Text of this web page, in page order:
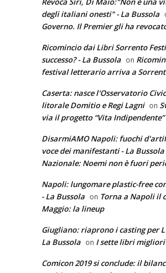
degli italiani onesti" - La Bussola
Governo. Il Premier gli ha
Ricomincio dai Libri Sorrento
successo? - La Bussola on
festival letterario arriva a
Caserta: nasce l'Osservatorio
litorale Domitio e Regi Lagni on
via il progetto “Vita Indipendente”
DisarmiAMO Napoli: fuochi
voce dei manifestanti - La Bussola
Nazionale: Noemi non è fuori
Napoli: lungomare plastic-free
- La Bussola on Torna a Napoli il
Maggio: la lineup
Giugliano: riaprono i casting per
La Bussola on I sette libri
Comicon 2019 si conclude: il